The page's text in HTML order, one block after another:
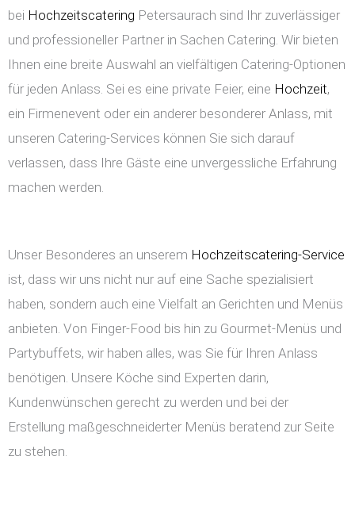
bei Hochzeitscatering Petersaurach sind Ihr zuverlässiger
und professioneller Partner in Sachen Catering. Wir bieten
Ihnen eine breite Auswahl an vielfältigen Catering-Optionen
für jeden Anlass. Sei es eine private Feier, eine Hochzeit,
ein Firmenevent oder ein anderer besonderer Anlass, mit
unseren Catering-Services können Sie sich darauf
verlassen, dass Ihre Gäste eine unvergessliche Erfahrung
machen werden.
Unser Besonderes an unserem Hochzeitscatering-Service
ist, dass wir uns nicht nur auf eine Sache spezialisiert
haben, sondern auch eine Vielfalt an Gerichten und Menüs
anbieten. Von Finger-Food bis hin zu Gourmet-Menüs und
Partybuffets, wir haben alles, was Sie für Ihren Anlass
benötigen. Unsere Köche sind Experten darin,
Kundenwünschen gerecht zu werden und bei der
Erstellung maßgeschneiderter Menüs beratend zur Seite
zu stehen.